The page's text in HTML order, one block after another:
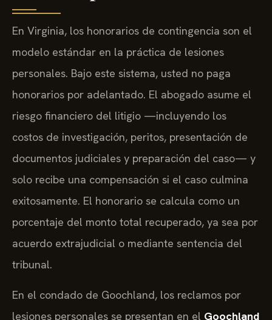
En Virginia, los honorarios de contingencia son el
modelo estándar en la práctica de lesiones
personales. Bajo este sistema, usted no paga
honorarios por adelantado. El abogado asume el
riesgo financiero del litigio —incluyendo los
costos de investigación, peritos, presentación de
documentos judiciales y preparación del caso— y
solo recibe una compensación si el caso culmina
exitosamente. El honorario se calcula como un
porcentaje del monto total recuperado, ya sea por
acuerdo extrajudicial o mediante sentencia del
tribunal.
En el condado de Goochland, los reclamos por
lesiones personales se presentan en el Goochland